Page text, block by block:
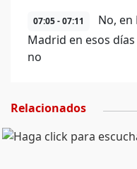
07:05 - 07:11
No, en
Madrid en esos
no
Relacionados